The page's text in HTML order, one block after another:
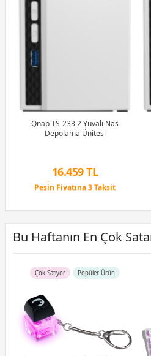
Qnap TS-233 2 Yuvalı Nas
Depolama Ünitesi
16.459 TL
Peşin Fiyatına 3 Taksit
Bu Haftanın En Çok
Çok Satıyor Popüler Ürün